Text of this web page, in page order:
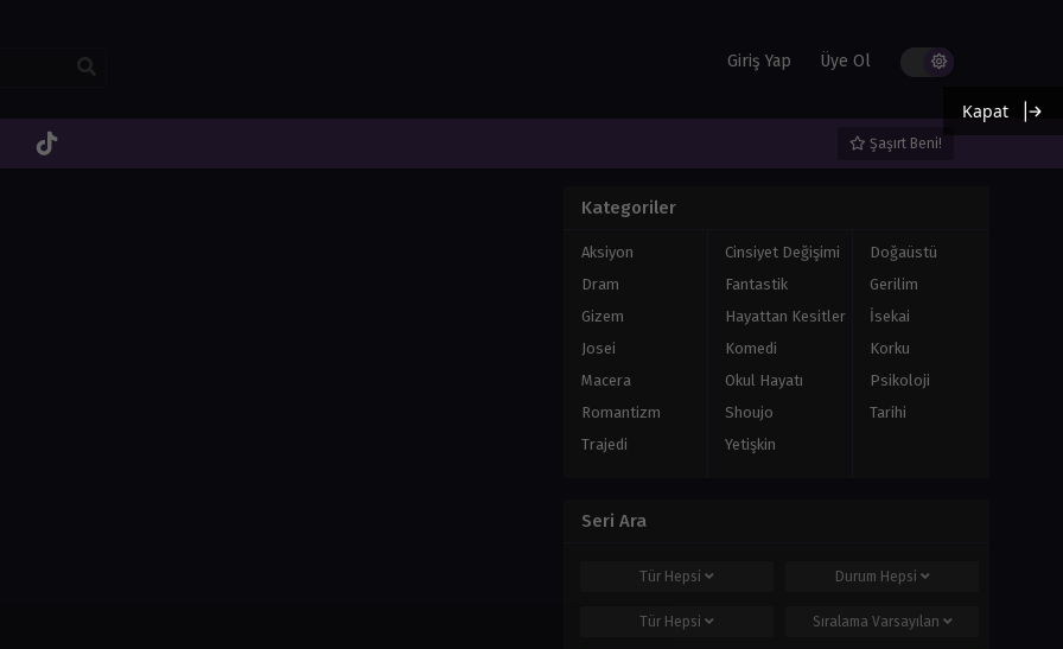
Giriş Yap Üye Ol
Şaşırt Beni!
Kategoriler
Aksiyon Cinsiyet Değişimi
Doğaüstü
Dram
Fantastik
Gerilim
Gizem
Hayattan Kesitler
İsekai
Josei
Komedi
Korku
Macera
Okul Hayatı
Psikoloji
Romantizm
Shoujo
Tarihi
Trajedi
Yetişkin
Seri Ara
Tür Hepsi Durum Hepsi
Tür Hepsi Sıralama Varsayılan
Kapat